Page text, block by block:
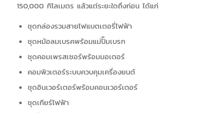
150,000 กิโลเมตร แล้วแต่ระยะใดถึงก่อน ได้แก่
ชุดกล่องรวมสายไฟแบตเตอรี่ไฟฟ้า
ชุดหม้อลมเบรคพร้อมแม่ปั๊มเบรก
ชุดคอมเพรสเซอร์พร้อมมอเตอร์
คอมพิวเตอร์ระบบควบคุมเครื่องยนต์
ชุดอินเวอร์เตอร์พร้อมคอนเวอร์เตอร์
ชุดเกียร์ไฟฟ้า